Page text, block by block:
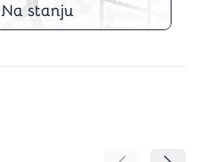
Na stanju